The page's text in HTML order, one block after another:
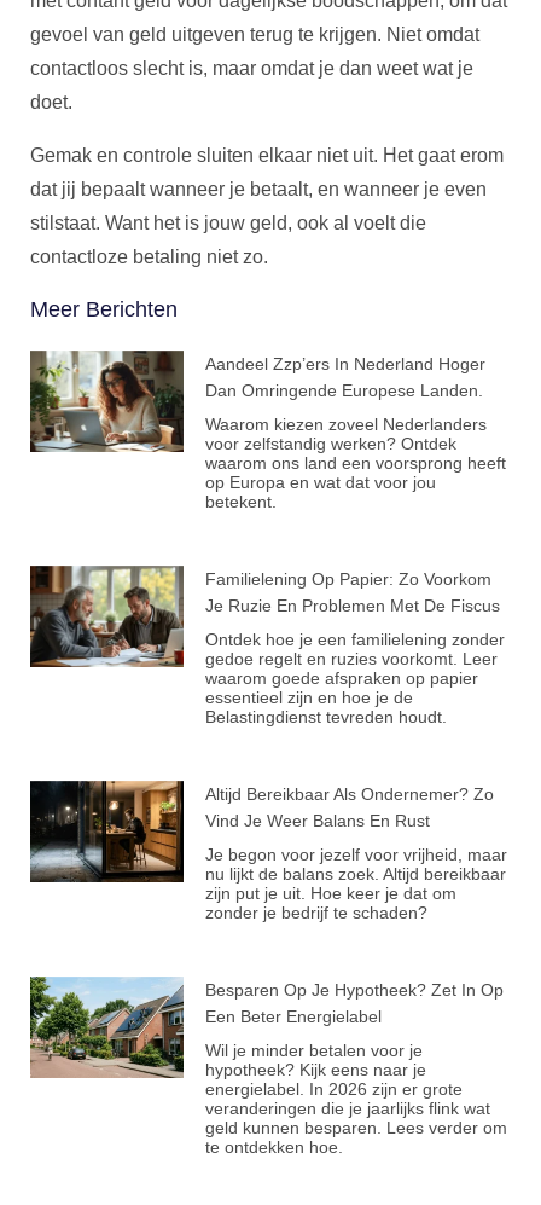
gevoel van geld uitgeven terug te krijgen. Niet omdat
contactloos slecht is, maar omdat je dan weet wat je
doet.
Gemak en controle sluiten elkaar niet uit. Het gaat erom
dat jij bepaalt wanneer je betaalt, en wanneer je even
stilstaat. Want het is jouw geld, ook al voelt die
contactloze betaling niet zo.
Meer Berichten
Aandeel Zzp’ers In Nederland Hoger
Dan Omringende Europese Landen.
Waarom kiezen zoveel Nederlanders
voor zelfstandig werken? Ontdek
waarom ons land een voorsprong heeft
op Europa en wat dat voor jou
betekent.
Familielening Op Papier: Zo Voorkom
Je Ruzie En Problemen Met De Fiscus
Ontdek hoe je een familielening zonder
gedoe regelt en ruzies voorkomt. Leer
waarom goede afspraken op papier
essentieel zijn en hoe je de
Belastingdienst tevreden houdt.
Altijd Bereikbaar Als Ondernemer? Zo
Vind Je Weer Balans En Rust
Je begon voor jezelf voor vrijheid, maar
nu lijkt de balans zoek. Altijd bereikbaar
zijn put je uit. Hoe keer je dat om
zonder je bedrijf te schaden?
Besparen Op Je Hypotheek? Zet In Op
Een Beter Energielabel
Wil je minder betalen voor je
hypotheek? Kijk eens naar je
energielabel. In 2026 zijn er grote
veranderingen die je jaarlijks flink wat
geld kunnen besparen. Lees verder om
te ontdekken hoe.